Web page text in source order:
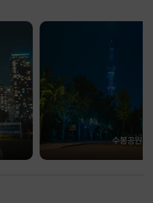
수봉공원